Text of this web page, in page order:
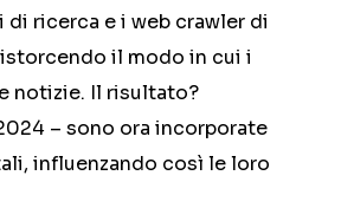
ricerca e i web crawler di
il modo in cui i
notizie. Il risultato?
– sono ora incorporate
influenzando così le loro